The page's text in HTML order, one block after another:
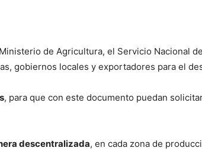
de Agricultura, el Servicio Nacional
gobiernos locales y exportadores para el
, para que con este documento puedan
descentralizada, en cada zona de